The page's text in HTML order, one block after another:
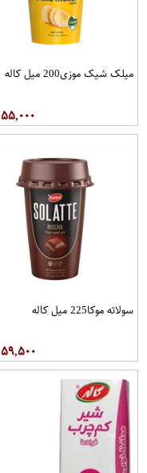
میلک شیک موزی200 میل کاله
۵۵,۰۰۰
سولاته موکا225 میل کاله
۵۹,۵۰۰